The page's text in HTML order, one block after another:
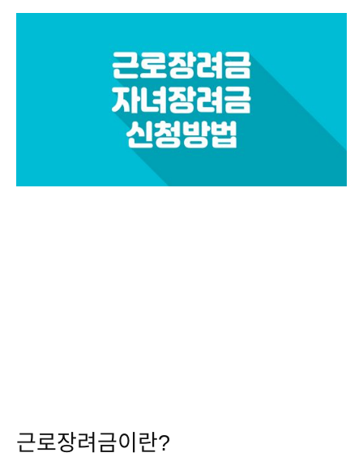
근로장려금이란?